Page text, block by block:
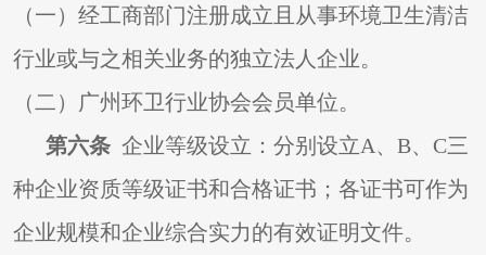
（一）经工商部门注册成立且从事环境卫生清洁
行业或与之相关业务的独立法人企业。
（二）广州环卫行业协会会员单位。
第六条 企业等级设立：分别设立A、B、C三
种企业资质等级证书和合格证书；各证书可作为
企业规模和企业综合实力的有效证明文件。